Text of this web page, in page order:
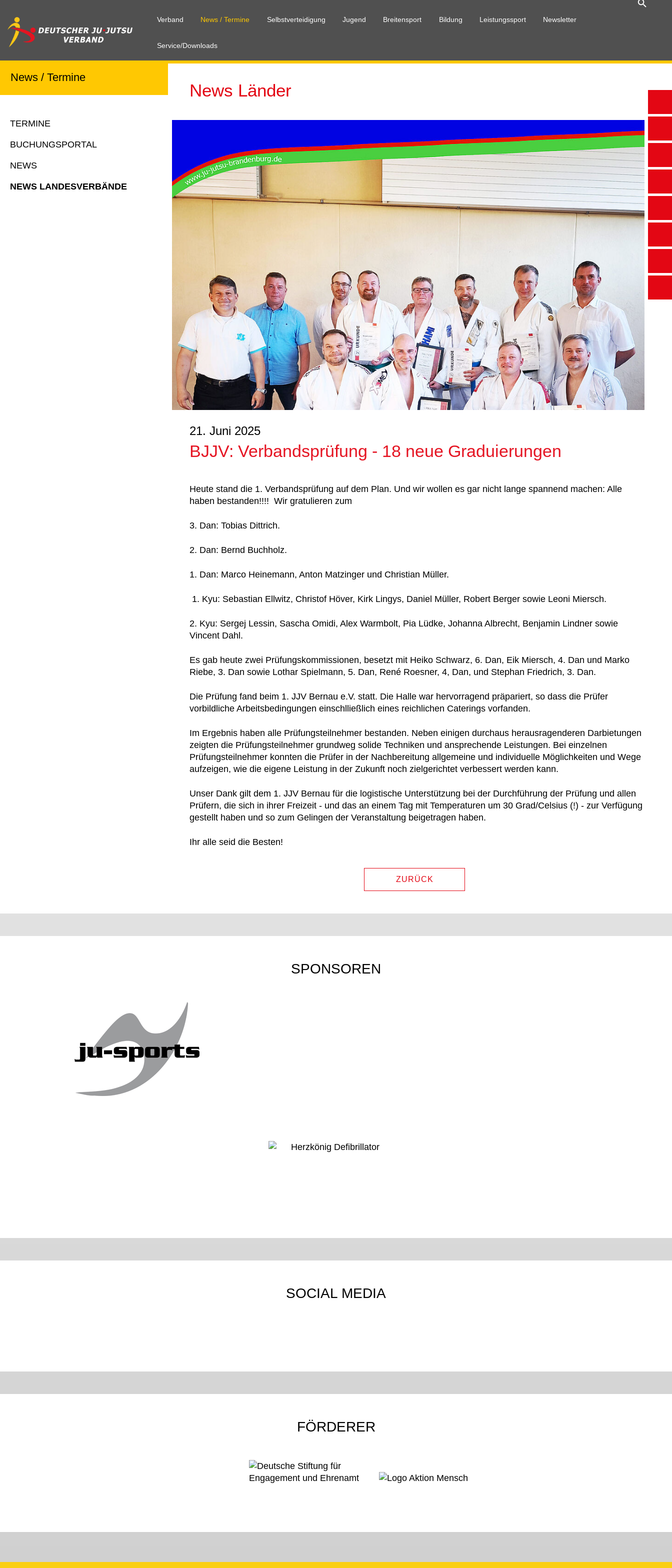
Verband News / Termine Selbstverteidigung Jugend Breitensport Bildung Leistungssport Newsletter
Service/Downloads
News / Termine
TERMINE
BUCHUNGSPORTAL
NEWS
NEWS LANDESVERBÄNDE
News Länder
21. Juni 2025
BJJV: Verbandsprüfung - 18 neue Graduierungen
Heute stand die 1. Verbandsprüfung auf dem Plan. Und wir wollen es gar nicht lange spannend machen: Alle
haben bestanden!!!! Wir gratulieren zum
3. Dan: Tobias Dittrich.
2. Dan: Bernd Buchholz.
1. Dan: Marco Heinemann, Anton Matzinger und Christian Müller.
1. Kyu: Sebastian Ellwitz, Christof Höver, Kirk Lingys, Daniel Müller, Robert Berger sowie Leoni Miersch.
2. Kyu: Sergej Lessin, Sascha Omidi, Alex Warmbolt, Pia Lüdke, Johanna Albrecht, Benjamin Lindner sowie
Vincent Dahl.
Es gab heute zwei Prüfungskommissionen, besetzt mit Heiko Schwarz, 6. Dan, Eik Miersch, 4. Dan und Marko
Riebe, 3. Dan sowie Lothar Spielmann, 5. Dan, René Roesner, 4, Dan, und Stephan Friedrich, 3. Dan.
Die Prüfung fand beim 1. JJV Bernau e.V. statt. Die Halle war hervorragend präpariert, so dass die Prüfer
vorbildliche Arbeitsbedingungen einschlließlich eines reichlichen Caterings vorfanden.
Im Ergebnis haben alle Prüfungsteilnehmer bestanden. Neben einigen durchaus herausragenderen Darbietungen
zeigten die Prüfungsteilnehmer grundweg solide Techniken und ansprechende Leistungen. Bei einzelnen
Prüfungsteilnehmer konnten die Prüfer in der Nachbereitung allgemeine und individuelle Möglichkeiten und Wege
aufzeigen, wie die eigene Leistung in der Zukunft noch zielgerichtet verbessert werden kann.
Unser Dank gilt dem 1. JJV Bernau für die logistische Unterstützung bei der Durchführung der Prüfung und allen
Prüfern, die sich in ihrer Freizeit - und das an einem Tag mit Temperaturen um 30 Grad/Celsius (!) - zur Verfügung
gestellt haben und so zum Gelingen der Veranstaltung beigetragen haben.
Ihr alle seid die Besten!
ZURÜCK
SPONSOREN
SOCIAL MEDIA
FÖRDERER